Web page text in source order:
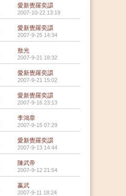
愛新覺羅奕譞
2007-10-22 13:19
愛新覺羅奕譞
2007-9-25 14:34
敖光
2007-9-21 18:32
愛新覺羅奕譞
2007-9-21 15:02
愛新覺羅奕譞
2007-9-16 23:13
李鴻章
2007-9-15 07:29
愛新覺羅奕譞
2007-9-13 14:44
陳武帝
2007-9-12 21:54
嬴武
2007-9-11 18:24